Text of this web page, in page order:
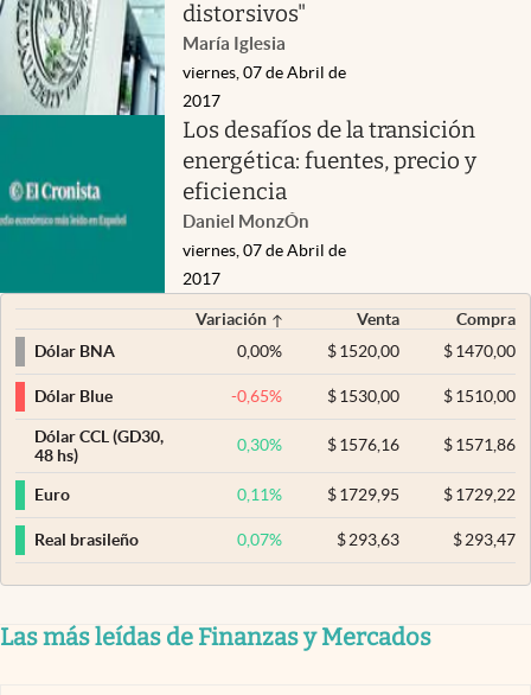
distorsivos"
María Iglesia
viernes, 07 de Abril de
2017
Los desafíos de la transición
energética: fuentes, precio y
eficiencia
Daniel MonzÓn
viernes, 07 de Abril de
2017
Variación Venta
Compra
Dólar BNA
0,00% $ 1520,00 $1470,00
Dólar Blue -0,65% $ 1530,00 $1510,00
Dólar CCL (GD30,
48 hs)
0,30% $ 1576,16 $1571,86
Euro 0,11% $ 1729,95 $1729,22
Real brasileño 0,07% $ 293,63 $293,47
Las más leídas de Finanzas y Mercados